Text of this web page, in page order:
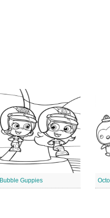
Bubble Guppies